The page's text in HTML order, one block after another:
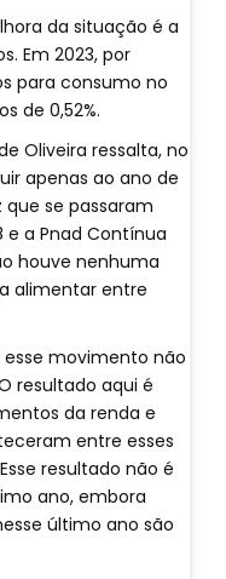
da situação é a
Em 2023, por
para consumo no
de 0,52%.
Oliveira ressalta, no
apenas ao ano de
se passaram
e a Pnad Contínua
houve nenhuma
alimentar entre
movimento não
resultado aqui é
da renda e
entre esses
resultado não é
ano, embora
último ano são